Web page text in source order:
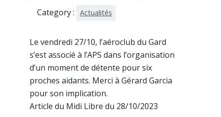
Category : Actualités
Le vendredi 27/10, l’aéroclub du Gard
s’est associé à l’APS dans l’organisation
d’un moment de détente pour six
proches aidants. Merci à Gérard Garcia
pour son implication.
Article du Midi Libre du 28/10/2023